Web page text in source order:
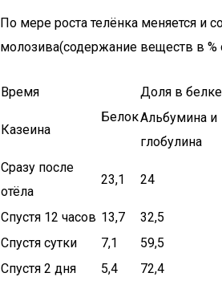
По мере роста телёнка меняется и
молозива(содержание веществ в
Время
Белок
Доля в белке
Казеина
Альбумина и
глобулина
Сразу после
отёла
23,1 24
Спустя 12 часов 13,7 32,5
Спустя сутки
7,1 59,5
Спустя 2 дня
5,4 72,4